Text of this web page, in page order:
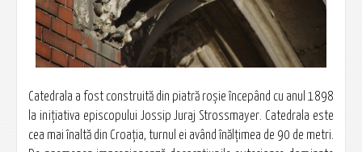
Catedrala a fost construită din piatră roşie începând cu anul 1898
la iniţiativa episcopului Jossip Juraj Strossmayer. Catedrala este
cea mai înaltă din Croaţia, turnul ei având înălţimea de 90 de metri.